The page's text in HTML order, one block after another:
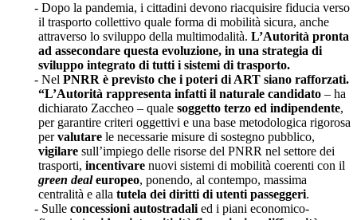
Dopo la pandemia, i cittadini devono riacquisire fiducia verso
il trasporto collettivo quale forma di mobilità sicura, anche
attraverso lo sviluppo della multimodalità. L’Autorità pronta
ad assecondare questa evoluzione, in una strategia di
sviluppo integrato di tutti i sistemi di trasporto.
Nel PNRR è previsto che i poteri di ART siano rafforzati.
“L’Autorità rappresenta infatti il naturale candidato – ha
dichiarato Zaccheo – quale soggetto terzo ed indipendente,
per garantire criteri oggettivi e una base metodologica rigorosa
pervalutare le necessarie misure di sostegno pubblico,
vigilare sull’impiego delle risorse del PNRR nel settore dei
trasporti, incentivare nuovi sistemi di mobilità coerenti con il
green dealeuropeo, ponendo, al contempo, massima
centralità e alla tutela dei diritti di utenti passeggeri.
Sulle concessioni autostradalied i piani economico-